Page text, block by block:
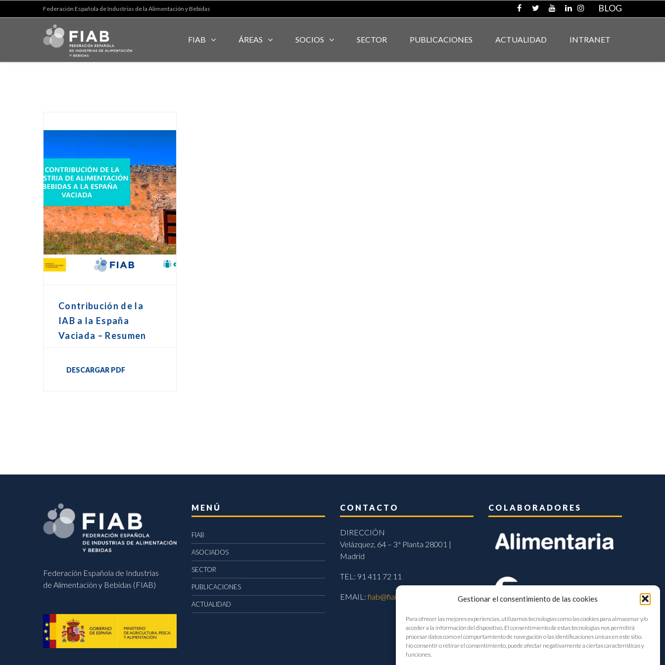
Gestionar el consentimiento de las cookies
Para ofrecer las mejores experiencias, utilizamos tecnologías como las cookies para almacenar y/o
acceder a la información del dispositivo. El consentimiento de estas tecnologías nos permitirá
procesar datos como el comportamiento de navegación o las identificaciones únicas en este sitio.
No consentir o retirar el consentimiento, puede afectar negativamente a ciertas características y
funciones.
Federación Española de Industrias de la Alimentación y Bebidas BLOG
FIAB ÁREAS SOCIOS SECTOR PUBLICACIONES ACTUALIDAD INTRANET
Contribución de la
IAB a la España
Vaciada – Resumen
DESCARGAR PDF
Federación Española de Industrias
de Alimentación y Bebidas (FIAB)
MENÚ
FIAB
ASOCIADOS
SECTOR
PUBLICACIONES
ACTUALIDAD
CONTACTO
DIRECCIÓN
Velázquez, 64 – 3ª Planta 28001 |
Madrid
TEL: 91 411 72 11
EMAIL:fiab@fiab.es
COLABORADORES